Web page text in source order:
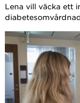
Lena vill väcka ett